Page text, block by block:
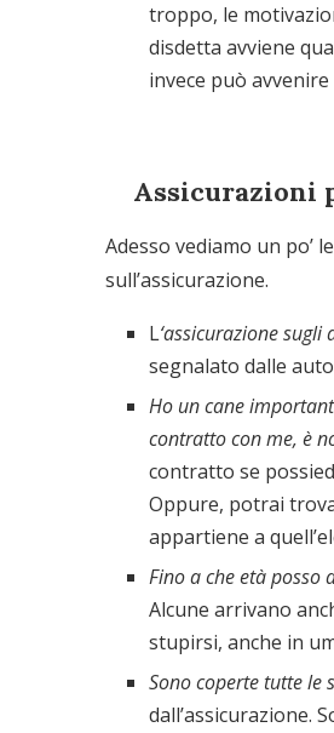
troppo, le
disdetta avviene
invece può
Assicurazioni
Adesso vediamo un po’
sull’assicurazione.
L‘assicurazione
segnalato dalle
Ho un cane
contratto con me, è
contratto se
Oppure, potrai
appartiene a
Fino a che età posso
Alcune arrivano
stupirsi, anche in
Sono coperte tutte le
dall’assicurazione.